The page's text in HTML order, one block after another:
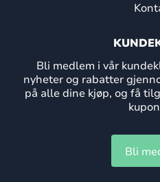
Bli medlem i vår
nyheter og rabatter
på alle dine kjøp, og få
Bli